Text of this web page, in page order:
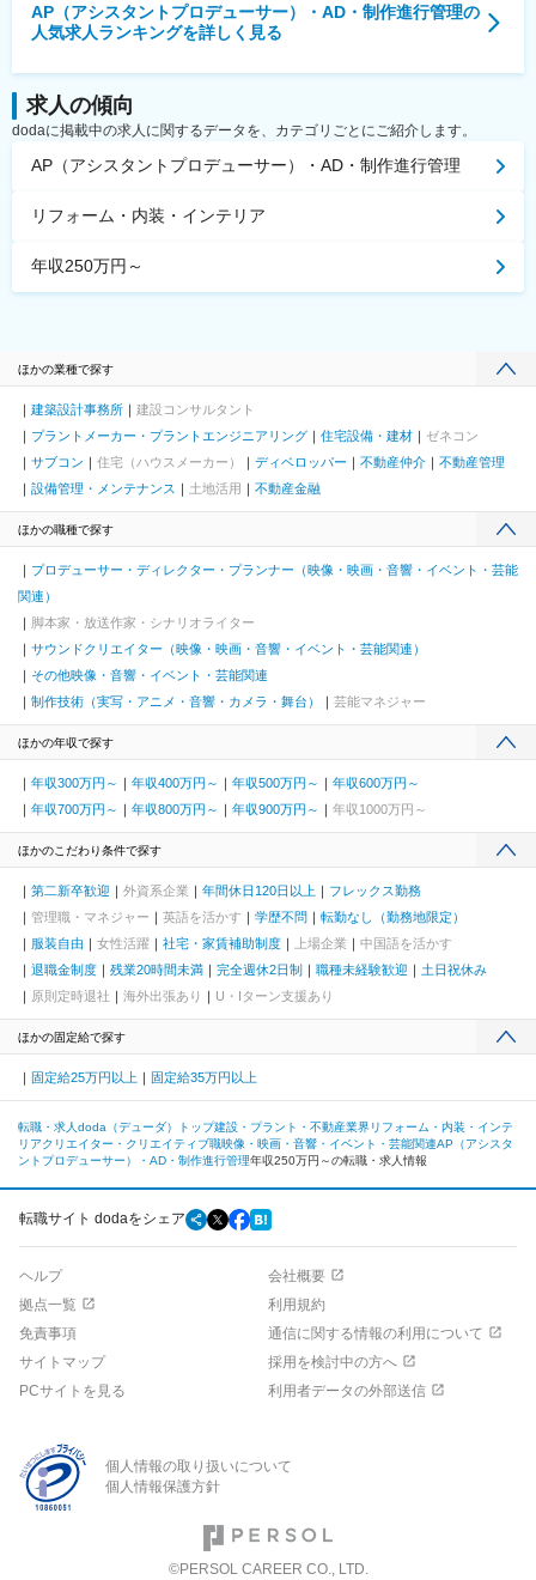
AP（アシスタントプロデューサー）・AD・制作進行管理の
人気求人ランキングを詳しく見る
求人の傾向
dodaに掲載中の求人に関するデータを、カテゴリごとにご紹介します。
AP（アシスタントプロデューサー）・AD・制作進行管理
リフォーム・内装・インテリア
年収250万円～
ほかの業種で探す
建築設計事務所
建設コンサルタント
プラントメーカー・プラントエンジニアリング
住宅設備・建材
ゼネコン
サブコン
住宅（ハウスメーカー） ディベロッパー 不動産仲介
不動産管理
設備管理・メンテナンス
土地活用 不動産金融
ほかの職種で探す
プロデューサー・ディレクター・プランナー（映像・映画・音響・イベント・芸能
関連）
脚本家・放送作家・シナリオライター
サウンドクリエイター（映像・映画・音響・イベント・芸能関連）
その他映像・音響・イベント・芸能関連
制作技術（実写・アニメ・音響・カメラ・舞台）
芸能マネジャー
ほかの年収で探す
年収300万円～ 年収400万円～ 年収500万円～
年収600万円～
年収700万円～
年収800万円～ 年収900万円～ 年収1000万円～
ほかのこだわり条件で探す
第二新卒歓迎 外資系企業 年間休日120日以上
フレックス勤務
管理職・マネジャー
英語を活かす 学歴不問
転勤なし（勤務地限定）
服装自由
女性活躍 社宅・家賃補助制度 上場企業
中国語を活かす
退職金制度
残業20時間未満 完全週休2日制 職種未経験歓迎
土日祝休み
原則定時退社
海外出張あり U・Iターン支援あり
ほかの固定給で探す
固定給25万円以上 固定給35万円以上
転職・求人doda（デューダ）トップ建設・プラント・不動産業界リフォーム・内装・インテ
リアクリエイター・クリエイティブ職映像・映画・音響・イベント・芸能関連AP（アシスタ
ントプロデューサー）・AD・制作進行管理年収250万円～の転職・求人情報
転職サイト dodaをシェア
ヘルプ
会社概要
拠点一覧
利用規約
免責事項
通信に関する情報の利用について
サイトマップ
採用を検討中の方へ
PCサイトを見る
利用者データの外部送信
個人情報の取り扱いについて
個人情報保護方針
©PERSOL CAREER CO., LTD.